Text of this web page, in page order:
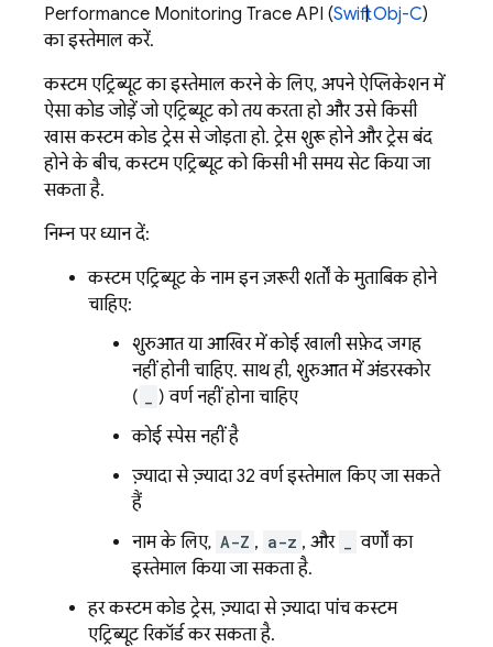
Performance Monitoring Trace API (Swift|Obj-C)
का इस्तेमाल करें.
कस्टम एट्रिब्यूट का इस्तेमाल करने के लिए, अपने ऐप्लिकेशन में
ऐसा कोड जोड़ें जो एट्रिब्यूट को तय करता हो और उसे किसी
खास कस्टम कोड ट्रेस से जोड़ता हो. ट्रेस शुरू होने और ट्रेस बंद
होने के बीच, कस्टम एट्रिब्यूट को किसी भी समय सेट किया जा
सकता है.
निम्न पर ध्यान दें:
कस्टम एट्रिब्यूट के नाम इन ज़रूरी शर्तों के मुताबिक होने
चाहिए:
शुरुआत या आखिर में कोई खाली सफ़ेद जगह
नहीं होनी चाहिए. साथ ही, शुरुआत में अंडरस्कोर
(
) वर्ण नहीं होना चाहिए
कोई स्पेस नहीं है
ज़्यादा से ज़्यादा 32 वर्ण इस्तेमाल किए जा सकते
हैं
नाम के लिए, A-Z , a-z , और
वर्णों का
इस्तेमाल किया जा सकता है.
हर कस्टम कोड ट्रेस, ज़्यादा से ज़्यादा पांच कस्टम
एट्रिब्यूट रिकॉर्ड कर सकता है.